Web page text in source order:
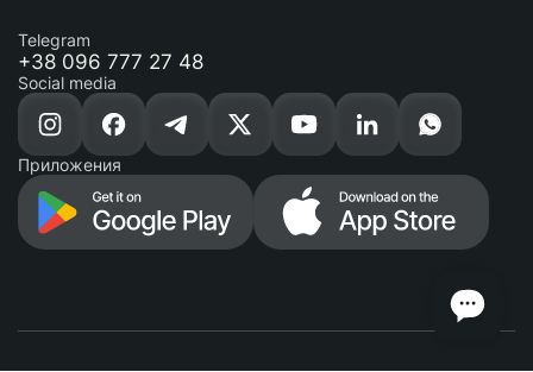
Telegram
+38 096 777 27 48
Social media
Приложения